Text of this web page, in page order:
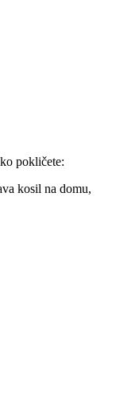
pokličete:
kosil na domu,